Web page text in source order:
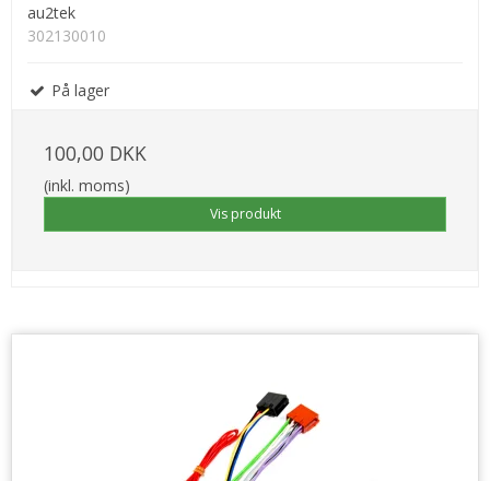
au2tek
302130010
På lager
100,00 DKK
(inkl. moms)
Vis produkt